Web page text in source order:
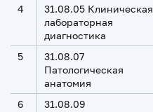
4
31.08.05 Клиническая
лабораторная
диагностика
5
31.08.07
Патологическая
анатомия
6
31.08.09